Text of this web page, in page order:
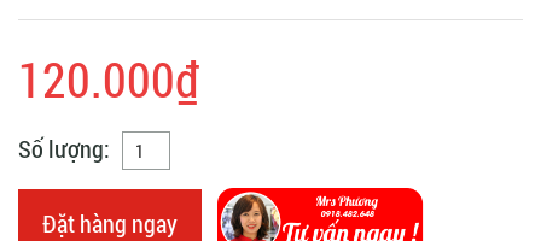
120.000₫
Số lượng:
Đặt hàng ngay